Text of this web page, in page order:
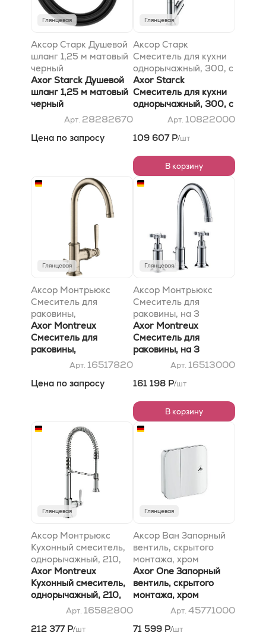
Глянцевая
Аксор Старк Душевой
шланг 1,25 м матовый
черный
Axor Starck Душевой
шланг 1,25 м матовый
черный
Арт. 28282670
Цена по запросу
Глянцевая
Аксор Старк
Смеситель для кухни
однорычажный, 300, с
поворотным изливом,
хром
Axor Starck
Смеситель для кухни
однорычажный, 300, с
поворотным изливом,
Арт. 10822000
109 607 Р/шт
В корзину
Глянцевая
Аксор Монтрьюкс
Смеситель для
раковины,
однорычажный, 210, с
рычаговой рукояткой,
со сливным
гарнитуром, матовый
Axor Montreux
Смеситель для
раковины,
однорычажный, 210, с
рычаговой рукояткой,
со сливным
Арт. 16517820
Цена по запросу
Глянцевая
Аксор Монтрьюкс
Смеситель для
раковины, на 3
отверстия, 180, с
крестообразными
рукоятками, со
сливным гарнитуром,
Axor Montreux
Смеситель для
раковины, на 3
отверстия, 180, с
крестообразными
рукоятками, со
хром
Арт. 16513000
161 198 Р/шт
В корзину
Глянцевая
Аксор Монтрьюкс
Кухонный смеситель,
однорычажный, 210,
Семи-Про, под сталь
Axor Montreux
Кухонный смеситель,
однорычажный, 210,
Semi-Pro, под сталь
Арт. 16582800
212 377 Р/шт
Глянцевая
Аксор Ван Запорный
вентиль, скрытого
монтажа, хром
Axor One Запорный
вентиль, скрытого
монтажа, хром
Арт. 45771000
71 599 Р/шт